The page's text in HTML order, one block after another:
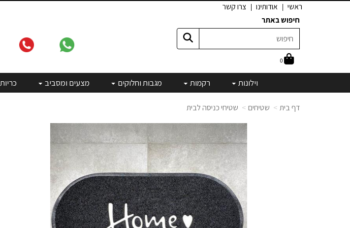
ראשי אודותינו
צרו קשר
חיפוש באתר
0
וילונות רקמות מגבות וחלוקים מצעים ומסביב
דף בית שטיחים שטיחי כניסה לבית